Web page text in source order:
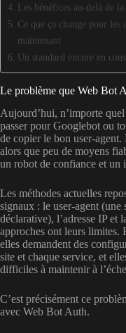
Les bénéfices au-delà de
Ce que ça change pour les
maintenant
Un standard encore en
Le problème que Web Bot
Aujourd’hui, n’importe
passer pour Googlebot ou
de copier le bon user-agent.
alors que peu de moyens
un robot de confiance et un
Les méthodes actuelles
signaux : le user-agent (une
déclarative), l’adresse IP
approches ont leurs limites.
elles demandent des
site et chaque service, et
difficiles à maintenir à
C’est précisément ce
avec Web Bot Auth.